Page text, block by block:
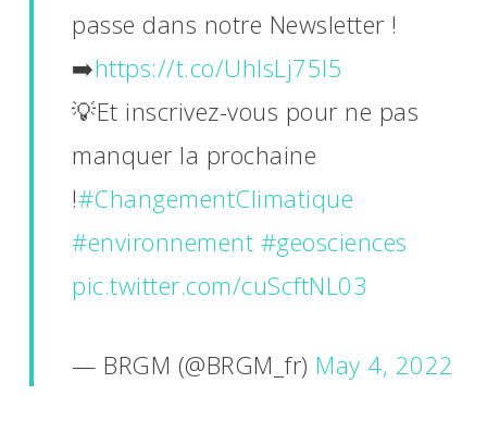
passe dans notre Newsletter !
➡️https://t.co/UhlsLj75I5
💡Et inscrivez-vous pour ne pas
manquer la prochaine
!#ChangementClimatique
#environnement #geosciences
pic.twitter.com/cuScftNL03
— BRGM (@BRGM_fr) May 4, 2022